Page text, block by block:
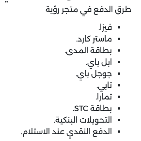
طرق الدفع في متجر رؤية
فيزا.
ماستر كارد.
بطاقة المدى.
ابل باي.
جوجل باي.
تابي.
تمارا.
بطاقة STC.
التحويلات البنكية.
الدفع النقدي عند الاستلام.